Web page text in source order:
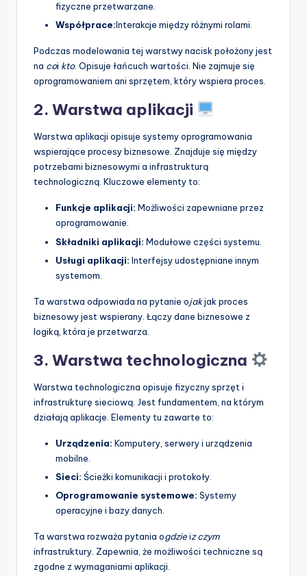
fizyczne przetwarzane.
Współprace:Interakcje między różnymi rolami.
Podczas modelowania tej warstwy nacisk położony jest
na coi kto. Opisuje łańcuch wartości. Nie zajmuje się
oprogramowaniem ani sprzętem, który wspiera proces.
2. Warstwa aplikacji
Warstwa aplikacji opisuje systemy oprogramowania
wspierające procesy biznesowe. Znajduje się między
potrzebami biznesowymi a infrastrukturą
technologiczną. Kluczowe elementy to:
Funkcje aplikacji: Możliwości zapewniane przez
oprogramowanie.
Składniki aplikacji: Modułowe części systemu.
Usługi aplikacji: Interfejsy udostępniane innym
systemom.
Ta warstwa odpowiada na pytanie ojakjak proces
biznesowy jest wspierany. Łączy dane biznesowe z
logiką, która je przetwarza.
3. Warstwa technologiczna
Warstwa technologiczna opisuje fizyczny sprzęt i
infrastrukturę sieciową. Jest fundamentem, na którym
działają aplikacje. Elementy tu zawarte to:
Urządzenia: Komputery, serwery i urządzenia
mobilne.
Sieci: Ścieżki komunikacji i protokoły.
Oprogramowanie systemowe: Systemy
operacyjne i bazy danych.
Ta warstwa rozważa pytania ogdzieiz czym
infrastruktury. Zapewnia, że możliwości techniczne są
zgodne z wymaganiami aplikacji.